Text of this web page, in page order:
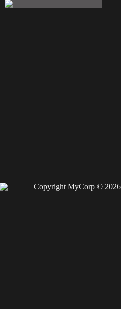
Copyright MyCorp © 2026